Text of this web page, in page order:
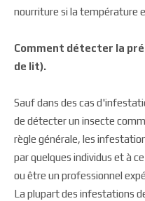
nourriture si la température
Comment détecter la
de lit).
Sauf dans des cas
de détecter un insecte
règle générale, les
par quelques individus et à
ou être un professionnel
La plupart des infestations